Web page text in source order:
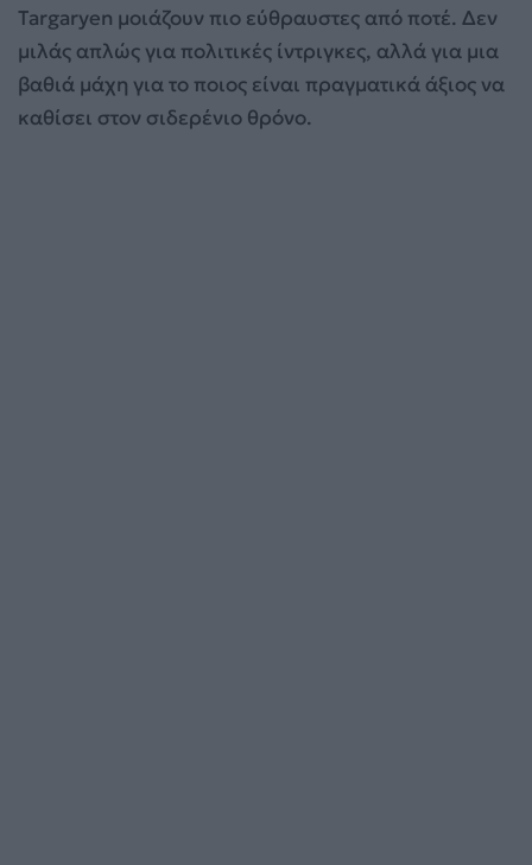
Targaryen μοιάζουν πιο εύθραυστες από ποτέ. Δεν
μιλάς απλώς για πολιτικές ίντριγκες, αλλά για μια
βαθιά μάχη για το ποιος είναι πραγματικά άξιος να
καθίσει στον σιδερένιο θρόνο.